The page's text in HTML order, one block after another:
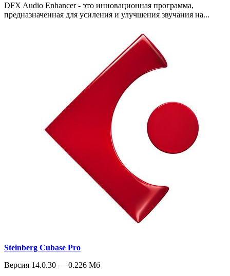
DFX Audio Enhancer - это инновационная программа,
предназначенная для усиления и улучшения звучания на...
Steinberg Cubase Pro
Версия 14.0.30 — 0.226 Мб